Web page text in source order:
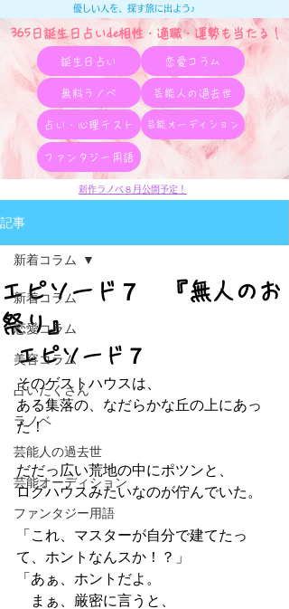
365日誕生日占いde相性・適職・​運勢も当たる！
優しい人を、探す旅に出よう♪
誕生日占い 恋愛コラム
無料ラノベ 芸能人の過去世
占い・心理テスト 芸能オーディション
ファンタジー用語
新作ラノベ８月公開予定！
記事
新着コラム
恋愛コラム
美容コラム
占いたくさん
ラノベ
芸能人の過去世
芸能オーディション
ファンタジー用語
新着コラム
エピソード７ 『無人のお
祭り』
エピソード７
そのゲストハウスは、
ある集落の、なだらかな丘の上にあっ
た！
だだっ広い荒地の中にポツンと、
ログハウスみたいなのが佇んでいた。
「これ、マスターが自分で建てたっ
て、ホントなんスか！？」
「あぁ、ホントだよ。
まぁ、厳密に言うと、